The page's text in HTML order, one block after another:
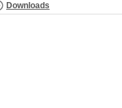
Downloads